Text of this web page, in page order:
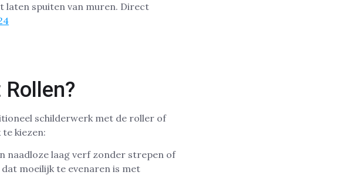
laten spuiten van muren. Direct
schilderwerk met de roller of
kiezen:
naadloze laag verf zonder strepen of
moeilijk te evenaren is met